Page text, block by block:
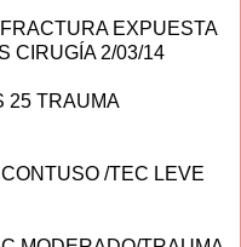
EXPUESTA
CIRUGÍA 2/03/14
25 TRAUMA
/TEC LEVE